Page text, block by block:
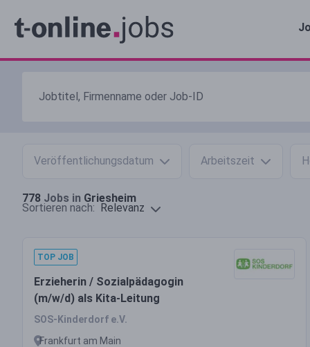
Veröffentlichungsdatum Arbeitszeit
778 Jobs in Griesheim
Sortieren nach: Relevanz
TOP JOB
Erzieherin / Sozialpädagogin
(m/w/d) als Kita-Leitung
SOS-Kinderdorf e.V.
Frankfurt am Main